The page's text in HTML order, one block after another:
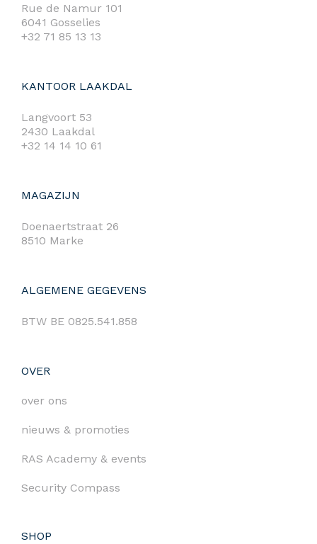
Rue de Namur 101
6041 Gosselies
+32 71 85 13 13
KANTOOR LAAKDAL
Langvoort 53
2430 Laakdal
+32 14 14 10 61
MAGAZIJN
Doenaertstraat 26
8510 Marke
ALGEMENE GEGEVENS
BTW BE 0825.541.858
OVER
over ons
nieuws & promoties
RAS Academy & events
Security Compass
SHOP